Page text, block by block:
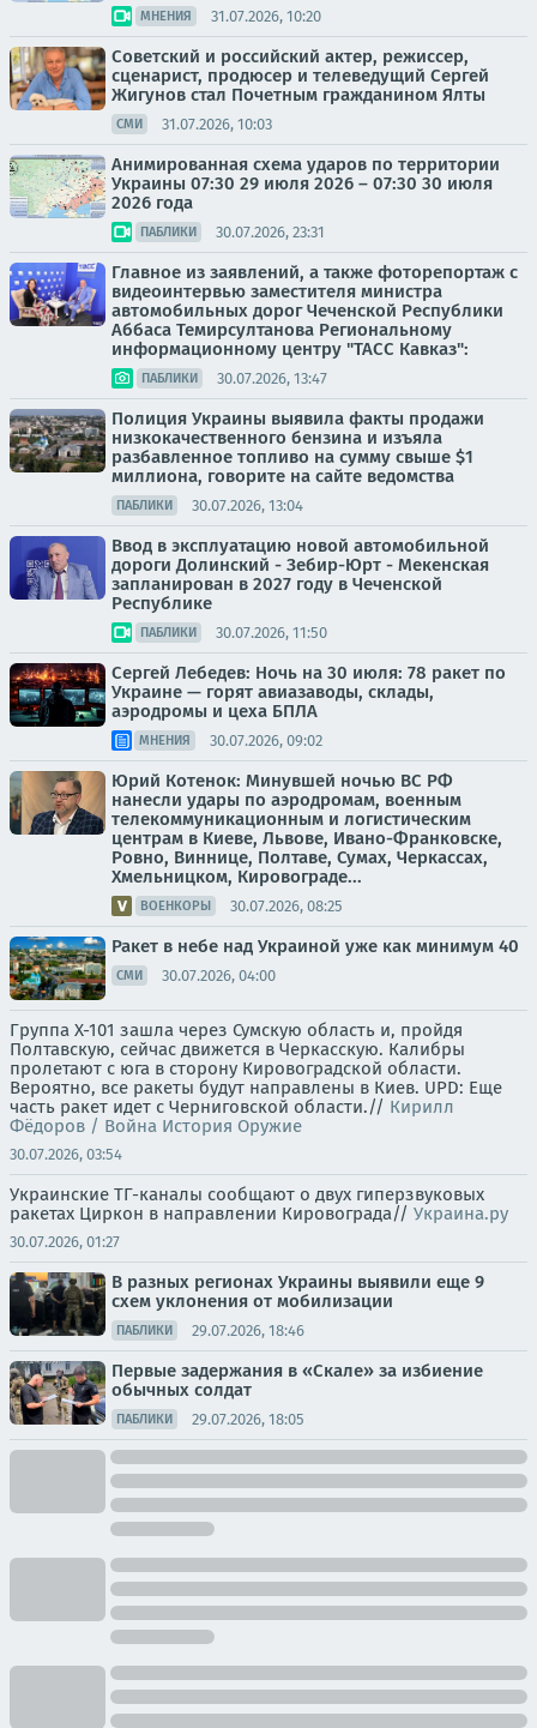
МНЕНИЯ 31.07.2026, 10:20
Советский и российский актер, режиссер,
сценарист, продюсер и телеведущий Сергей
Жигунов стал Почетным гражданином Ялты
СМИ 31.07.2026, 10:03
Анимированная схема ударов по территории
Украины 07:30 29 июля 2026 – 07:30 30 июля
2026 года
ПАБЛИКИ 30.07.2026, 23:31
Главное из заявлений, а также фоторепортаж с
видеоинтервью заместителя министра
автомобильных дорог Чеченской Республики
Аббаса Темирсултанова Региональному
информационному центру "ТАСС Кавказ":
ПАБЛИКИ 30.07.2026, 13:47
Полиция Украины выявила факты продажи
низкокачественного бензина и изъяла
разбавленное топливо на сумму свыше $1
миллиона, говорите на сайте ведомства
ПАБЛИКИ 30.07.2026, 13:04
Ввод в эксплуатацию новой автомобильной
дороги Долинский - Зебир-Юрт - Мекенская
запланирован в 2027 году в Чеченской
Республике
ПАБЛИКИ 30.07.2026, 11:50
Сергей Лебедев: Ночь на 30 июля: 78 ракет по
Украине — горят авиазаводы, склады,
аэродромы и цеха БПЛА
МНЕНИЯ 30.07.2026, 09:02
Юрий Котенок: Минувшей ночью ВС РФ
нанесли удары по аэродромам, военным
телекоммуникационным и логистическим
центрам в Киеве, Львове, Ивано-Франковске,
Ровно, Виннице, Полтаве, Сумах, Черкассах,
Хмельницком, Кировограде...
ВОЕНКОРЫ 30.07.2026, 08:25
Ракет в небе над Украиной уже как минимум 40
СМИ 30.07.2026, 04:00
Группа Х-101 зашла через Сумскую область и, пройдя
Полтавскую, сейчас движется в Черкасскую. Калибры
пролетают с юга в сторону Кировоградской области.
Вероятно, все ракеты будут направлены в Киев. UPD: Еще
часть ракет идет с Черниговской области.// Кирилл
Фёдоров / Война История Оружие
30.07.2026, 03:54
Украинские ТГ-каналы сообщают о двух гиперзвуковых
ракетах Циркон в направлении Кировограда// Украина.ру
30.07.2026, 01:27
В разных регионах Украины выявили еще 9
схем уклонения от мобилизации
ПАБЛИКИ 29.07.2026, 18:46
Первые задержания в «Скале» за избиение
обычных солдат
ПАБЛИКИ 29.07.2026, 18:05